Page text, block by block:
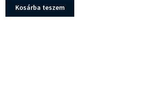
Kosárba teszem